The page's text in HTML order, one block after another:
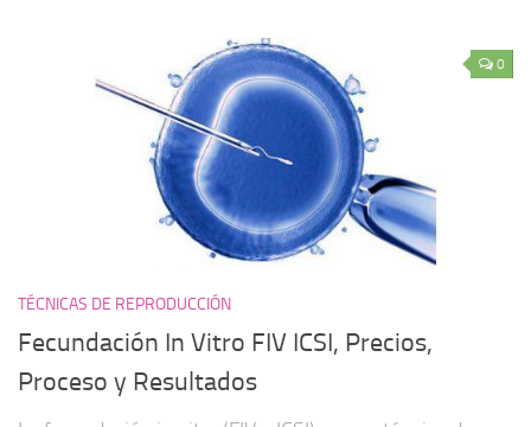
0
TÉCNICAS DE REPRODUCCIÓN
Fecundación In Vitro FIV ICSI, Precios,
Proceso y Resultados